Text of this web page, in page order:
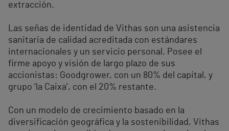
extracción.
Las señas de identidad de Vithas son una asistencia
sanitaria de calidad acreditada con estándares
internacionales y un servicio personal. Posee el
firme apoyo y visión de largo plazo de sus
accionistas: Goodgrower, con un 80% del capital, y
grupo ‘la Caixa’, con el 20% restante.
Con un modelo de crecimiento basado en la
diversificación geográfica y la sostenibilidad, Vithas